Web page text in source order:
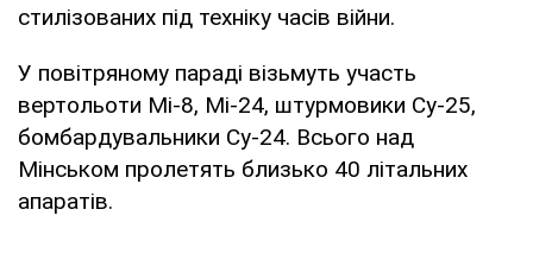
стилізованих під техніку часів війни.
У повітряному параді візьмуть участь
вертольоти Мі-8, Мі-24, штурмовики Су-25,
бомбардувальники Су-24. Всього над
Мінськом пролетять близько 40 літальних
апаратів.